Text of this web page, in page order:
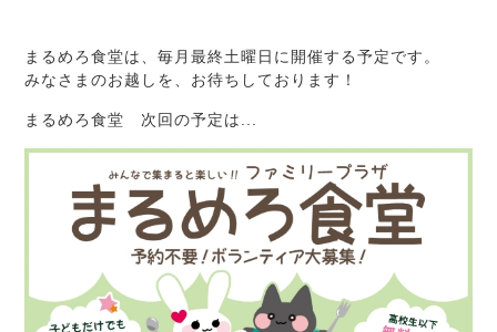
まるめろ食堂は、毎月最終土曜日に開催する予定です。
みなさまのお越しを、お待ちしております！
まるめろ食堂 次回の予定は...